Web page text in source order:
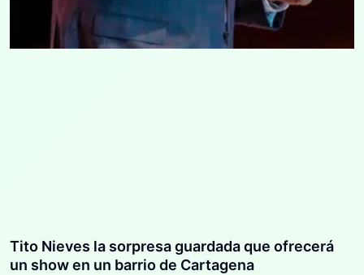
Tito Nieves la sorpresa guardada que ofrecerá
un show en un barrio de Cartagena